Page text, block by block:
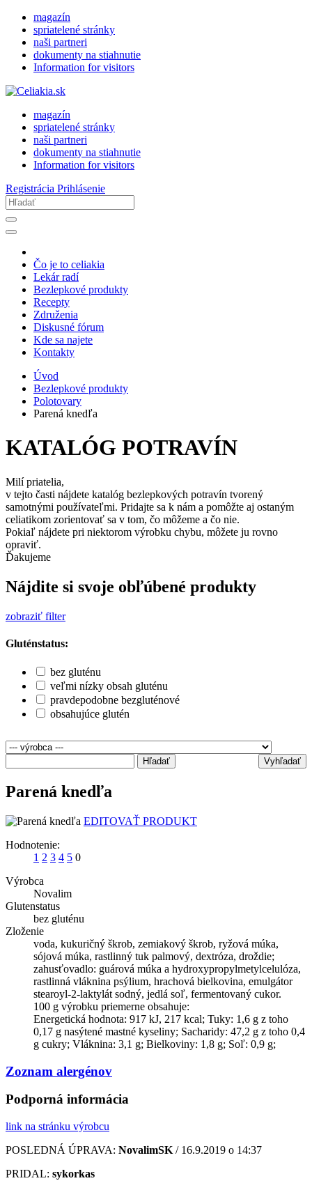
magazín
spriatelené stránky
naši partneri
dokumenty na stiahnutie
Information for visitors
magazín
spriatelené stránky
naši partneri
dokumenty na stiahnutie
Information for visitors
Registrácia Prihlásenie
Čo je to celiakia
Lekár radí
Bezlepkové produkty
Recepty
Združenia
Diskusné fórum
Kde sa najete
Kontakty
Úvod
Bezlepkové produkty
Polotovary
Parená knedľa
KATALÓG POTRAVÍN
Milí priatelia,
v tejto časti nájdete katalóg bezlepkových potravín tvorený
samotnými používateľmi. Pridajte sa k nám a pomôžte aj ostaným
celiatikom zorientovať sa v tom, čo môžeme a čo nie.
Pokiaľ nájdete pri niektorom výrobku chybu, môžete ju rovno
opraviť.
Ďakujeme
Nájdite si svoje obľúbené produkty
zobraziť filter
Gluténstatus:
bez gluténu
veľmi nízky obsah gluténu
pravdepodobne bezgluténové
obsahujúce glutén
Hľadať Vyhľadať
Parená knedľa
EDITOVAŤ PRODUKT
Hodnotenie:
1 2 3 4 5 0
Výrobca
Novalim
Glutenstatus
bez gluténu
Zloženie
voda, kukuričný škrob, zemiakový škrob, ryžová múka,
sójová múka, rastlinný tuk palmový, dextróza, droždie;
zahusťovadlo: guárová múka a hydroxypropylmetylcelulóza,
rastlinná vláknina psýlium, hrachová bielkovina, emulgátor
stearoyl-2-laktylát sodný, jedlá soľ, fermentovaný cukor.
100 g výrobku priemerne obsahuje:
Energetická hodnota: 917 kJ, 217 kcal; Tuky: 1,6 g z toho
0,17 g nasýtené mastné kyseliny; Sacharidy: 47,2 g z toho 0,4
g cukry; Vláknina: 3,1 g; Bielkoviny: 1,8 g; Soľ: 0,9 g;
Zoznam alergénov
Podporná informácia
link na stránku výrobcu
POSLEDNÁ ÚPRAVA: NovalimSK / 16.9.2019 o 14:37
PRIDAL: sykorkas